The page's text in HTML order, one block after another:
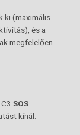
ki (maximális
és a
megfelelően
SOS
kínál.